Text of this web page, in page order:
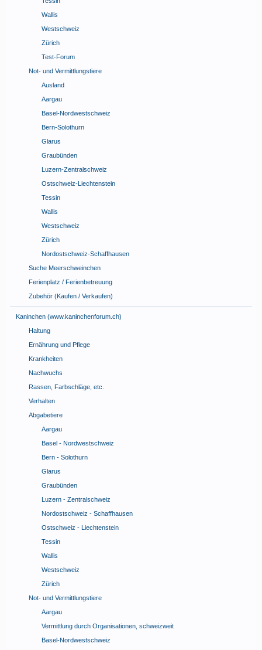
Wallis
Westschweiz
Zürich
Test-Forum
Not- und Vermittlungstiere
Ausland
Aargau
Basel-Nordwestschweiz
Bern-Solothurn
Glarus
Graubünden
Luzern-Zentralschweiz
Ostschweiz-Liechtenstein
Tessin
Wallis
Westschweiz
Zürich
Nordostschweiz-Schaffhausen
Suche Meerschweinchen
Ferienplatz / Ferienbetreuung
Zubehör (Kaufen / Verkaufen)
Kaninchen (www.kaninchenforum.ch)
Haltung
Ernährung und Pflege
Krankheiten
Nachwuchs
Rassen, Farbschläge, etc.
Verhalten
Abgabetiere
Aargau
Basel - Nordwestschweiz
Bern - Solothurn
Glarus
Graubünden
Luzern - Zentralschweiz
Nordostschweiz - Schaffhausen
Ostschweiz - Liechtenstein
Tessin
Wallis
Westschweiz
Zürich
Not- und Vermittlungstiere
Aargau
Vermittlung durch Organisationen, schweizweit
Basel-Nordwestschweiz